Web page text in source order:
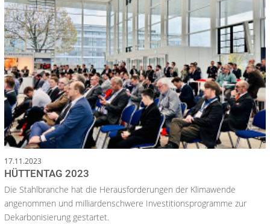
17.11.2023
HÜTTENTAG 2023
Die Stahlbranche hat die Herausforderungen der Klimawende
angenommen und milliardenschwere Investitionsprogramme zur
Dekarbonisierung gestartet.